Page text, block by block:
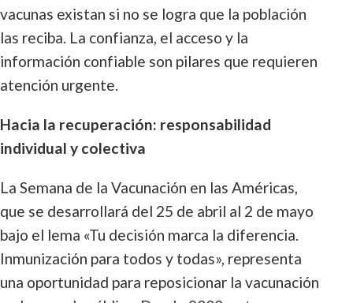
vacunas existan si no se logra que la población
las reciba. La confianza, el acceso y la
información confiable son pilares que requieren
atención urgente.
Hacia la recuperación: responsabilidad
individual y colectiva
La Semana de la Vacunación en las Américas,
que se desarrollará del 25 de abril al 2 de mayo
bajo el lema «Tu decisión marca la diferencia.
Inmunización para todos y todas», representa
una oportunidad para reposicionar la vacunación